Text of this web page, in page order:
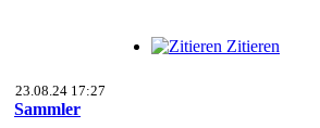
Zitieren
23.08.24 17:27
Sammler